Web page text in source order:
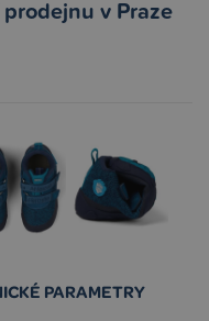
v Praze
PARAMETRY